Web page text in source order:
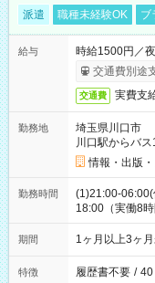
派遣 職種未経験OK ブ
給与
時給1500円／
交通費別途
交通費 実費支
勤務地
埼玉県川口市
川口駅からバ
情報・出版
勤務時間
(1)21:00-
18:00（実働8
期間 1ヶ月以上3ヶ
特徴 履歴書不要 / 40